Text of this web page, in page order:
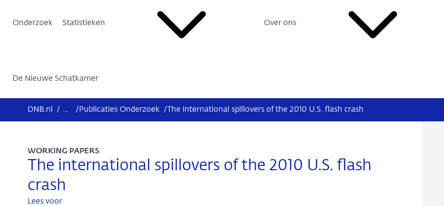
Onderzoek Statistieken Over ons
De Nieuwe Schatkamer
DNB.nl / ... / Publicaties Onderzoek / The international spillovers of the 2010 U.S. flash crash
The international spillovers of the 2010 U.S. flash
crash
WORKING PAPERS
Lees voor